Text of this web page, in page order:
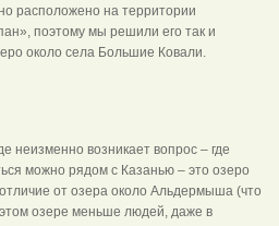
расположено на территории
поэтому мы решили его так и
озеро около села Большие Ковали.
неизменно возникает вопрос – где
можно рядом с Казанью – это озеро
от озера около Альдермыша (что
озере меньше людей, даже в